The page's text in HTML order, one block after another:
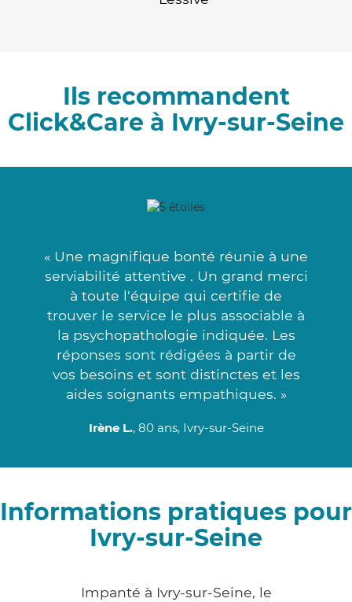
Ils recommandent
Click&Care à Ivry-sur-Seine
« Une magnifique bonté réunie à une
serviabilité attentive . Un grand merci
à toute l'équipe qui certifie de
trouver le service le plus associable à
la psychopathologie indiquée. Les
réponses sont rédigées à partir de
vos besoins et sont distinctes et les
aides soignants empathiques. »
Irène L., 80 ans, Ivry-sur-Seine
Informations pratiques pour
Ivry-sur-Seine
Impanté à Ivry-sur-Seine, le